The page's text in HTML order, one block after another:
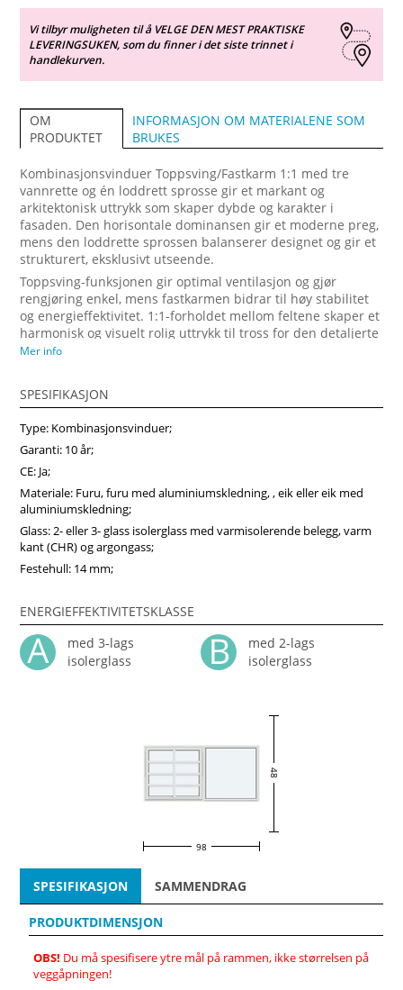
Vi tilbyr muligheten til å VELGE DEN MEST PRAKTISKE
LEVERINGSUKEN, som du finner i det siste trinnet i
handlekurven.
OM
PRODUKTET
INFORMASJON OM MATERIALENE SOM
BRUKES
Kombinasjonsvinduer Toppsving/Fastkarm 1:1 med tre
vannrette og én loddrett sprosse gir et markant og
arkitektonisk uttrykk som skaper dybde og karakter i
fasaden. Den horisontale dominansen gir et moderne preg,
mens den loddrette sprossen balanserer designet og gir et
strukturert, eksklusivt utseende.
Toppsving-funksjonen gir optimal ventilasjon og gjør
rengjøring enkel, mens fastkarmen bidrar til høy stabilitet
og energieffektivitet. 1:1-forholdet mellom feltene skaper et
harmonisk og visuelt rolig uttrykk til tross for den detaljerte
sprosseinndelingen. Vinduene er produsert med
vinduet leveres med aluminiumsbekledning utvendig. Dette
til både estetikk og ytelse. Velg en løsning som varer –
bestill kombinasjonsvinduer på vindupro.no.
Mer info
SPESIFIKASJON
Type: Kombinasjonsvinduer;
Garanti: 10 år;
CE: Ja;
Materiale: Furu, furu med aluminiumskledning, , eik eller eik med
aluminiumskledning;
Glass: 2- eller 3- glass isolerglass med varmisolerende belegg, varm
kant (CHR) og argongass;
Festehull: 14 mm;
ENERGIEFFEKTIVITETSKLASSE
med 3-lags
isolerglass
med 2-lags
isolerglass
48
98
SPESIFIKASJON SAMMENDRAG
PRODUKTDIMENSJON
OBS! Du må spesifisere ytre mål på rammen, ikke størrelsen på
veggåpningen!